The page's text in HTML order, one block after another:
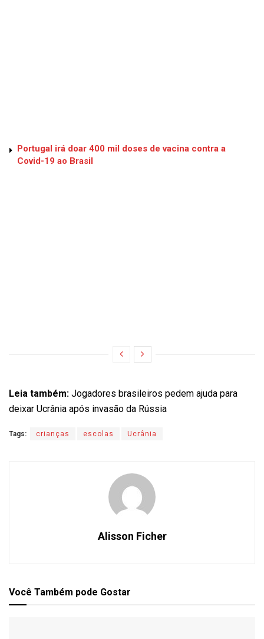
Portugal irá doar 400 mil doses de vacina contra a
Covid-19 ao Brasil
Leia também: Jogadores brasileiros pedem ajuda para
deixar Ucrânia após invasão da Rússia
Tags: crianças escolas Ucrânia
Alisson Ficher
Você Também pode Gostar